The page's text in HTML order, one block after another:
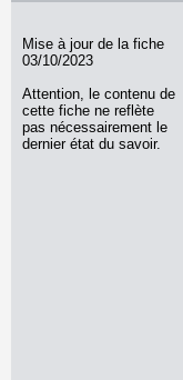
Mise à jour de la fiche
03/10/2023
Attention, le contenu de
cette fiche ne reflète
pas nécessairement le
dernier état du savoir.